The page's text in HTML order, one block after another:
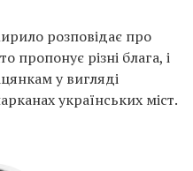
розповідає про
пропонує різні блага, і
у вигляді
українських міст.